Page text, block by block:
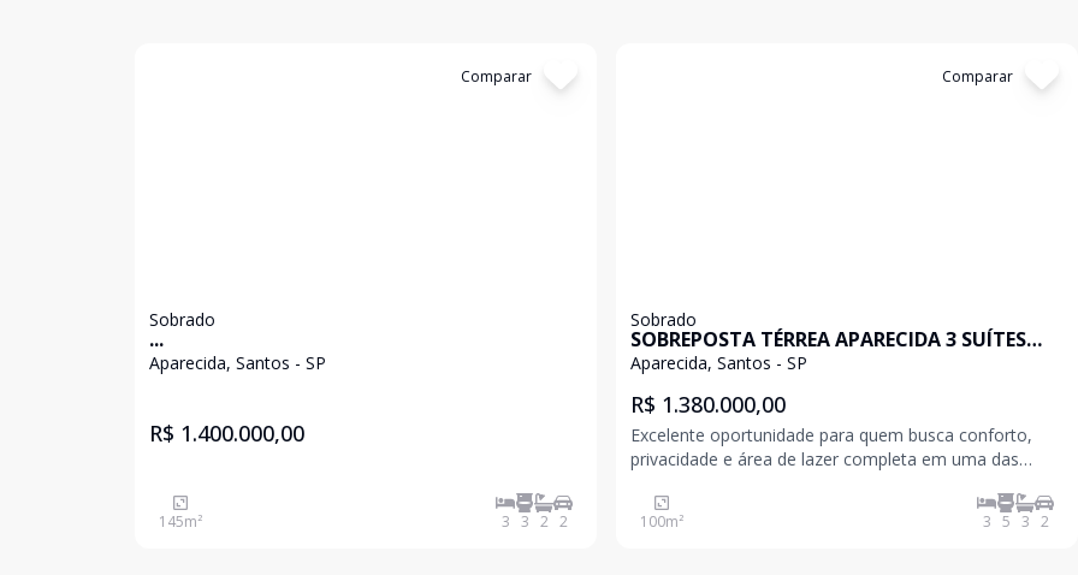
Comparar
Sobrado
...
Aparecida, Santos - SP
R$ 1.400.000,00
145m² 3 3 2 2
Comparar
Sobrado
SOBREPOSTA TÉRREA APARECIDA 3 SUÍTES
PISCINA 100m² 2 VAGAS
Aparecida, Santos - SP
R$ 1.380.000,00
Excelente oportunidade para quem busca conforto,
privacidade e área de lazer completa em uma das
com planta moderna e funcional, ideal para famílias
que valorizam espaço e praticidade no dia a dia.
100m² 3 5 3 2